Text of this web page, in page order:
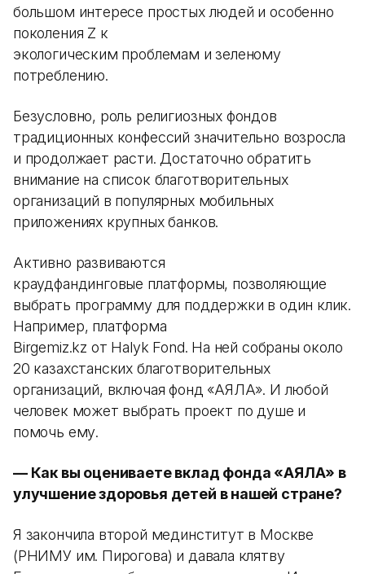
большом интересе простых людей и особенно
поколения Z к
экологическим проблемам и зеленому
потреблению.
Безусловно, роль религиозных фондов
традиционных конфессий значительно возросла
и продолжает расти. Достаточно обратить
внимание на список благотворительных
организаций в популярных мобильных
приложениях крупных банков.
Активно развиваются
краудфандинговые платформы, позволяющие
выбрать программу для поддержки в один клик.
Например, платформа
Birgemiz.kz от Halyk Fond. На ней собраны около
20 казахстанских благотворительных
организаций, включая фонд «АЯЛА». И любой
человек может выбрать проект по душе и
помочь ему.
— Как вы оцениваете вклад фонда «АЯЛА» в
улучшение здоровья детей в нашей стране?
Я закончила второй мединститут в Москве
(РНИМУ им. Пирогова) и давала клятву